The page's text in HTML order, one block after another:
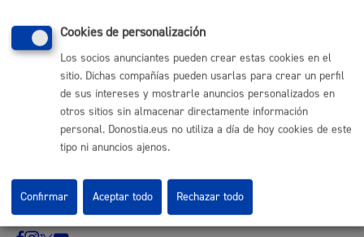
Mapa web
Otras páginas web corporativas
Donostia Kirola
Donostia Kultura
Donostia Turismo
Fomento de San Sebastián
Síguenos en redes sociales
Cookies de personalización
Los socios anunciantes pueden crear estas cookies en el
sitio. Dichas compañías pueden usarlas para crear un perfil
de sus intereses y mostrarle anuncios personalizados en
otros sitios sin almacenar directamente información
personal. Donostia.eus no utiliza a día de hoy cookies de este
tipo ni anuncios ajenos.
Rechazar todo
Confirmar Aceptar todo